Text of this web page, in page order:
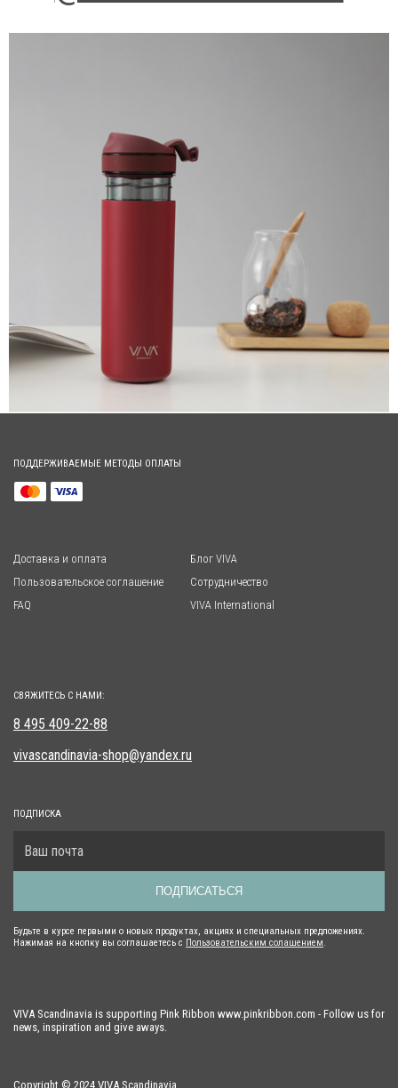
VIVA Scandinavia is supporting Pink Ribbon www.pinkribbon.com - Follow us for
news, inspiration and give aways.
Copyright © 2024 VIVA Scandinavia
ПОДДЕРЖИВАЕМЫЕ МЕТОДЫ ОПЛАТЫ
Доставка и оплата
Пользовательское соглашение
FAQ
Блог VIVA
Сотрудничество
VIVA International
СВЯЖИТЕСЬ С НАМИ:
8 495 409-22-88
vivascandinavia-shop@yandex.ru
ПОДПИСКА
ПОДПИСАТЬСЯ
Будьте в курсе первыми о новых продуктах, акциях и специальных предложениях.
Нажимая на кнопку вы соглашаетесь с Пользовательским солашением.